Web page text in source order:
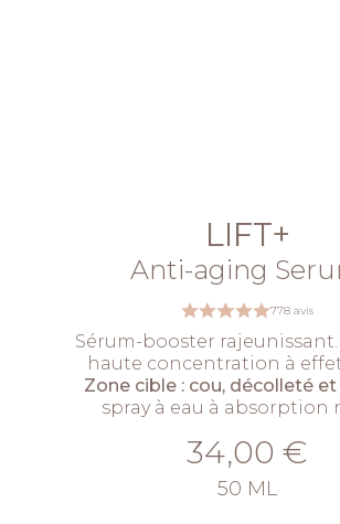
LIFT+
Anti-aging
778 avis
Sérum-booster
haute concentration à
Zone cible : cou, décolleté
spray à eau à absorption
34,00 €
50 ML